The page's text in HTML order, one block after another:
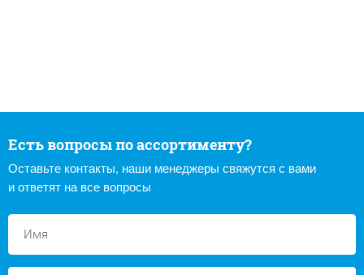
Есть вопросы по ассортименту?
Оставьте контакты, наши менеджеры свяжутся с вами
и ответят на все вопросы